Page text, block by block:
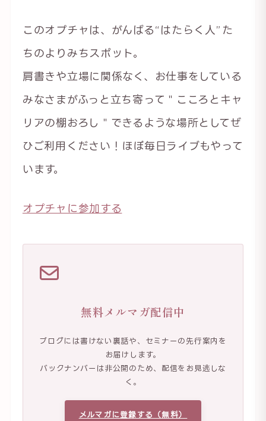
このオプチャは、がんばる“はたらく人”た
ちのよりみちスポット。
肩書きや立場に関係なく、お仕事をしている
みなさまがふっと立ち寄って＂こころとキャ
リアの棚おろし＂できるような場所としてぜ
ひご利用ください！ほぼ毎日ライブもやって
います。
オプチャに参加する
無料メルマガ配信中
ブログには書けない裏話や、セミナーの先行案内を
お届けします。
バックナンバーは非公開のため、配信をお見逃しな
く。
メルマガに登録する（無料）